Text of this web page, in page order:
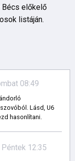
Bécs előkelő
listáján.
08:49
Lásd, U6
hasonlítani.
12:35